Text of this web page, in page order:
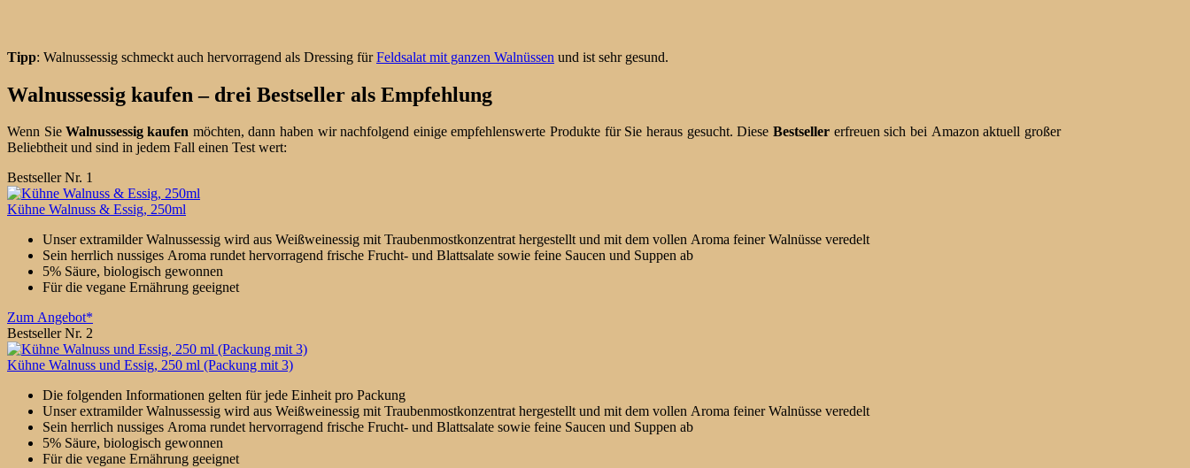
Tipp: Walnussessig schmeckt auch hervorragend als Dressing fürFeldsalat mit ganzen Walnüssen und ist sehr gesund.
Walnussessig kaufen – drei Bestseller als Empfehlung
Wenn Sie Walnussessig kaufen möchten, dann haben wir nachfolgend einige empfehlenswerte Produkte für Sie heraus gesucht. Diese Bestseller erfreuen sich bei Amazon aktuell großer
Beliebtheit und sind in jedem Fall einen Test wert:
Bestseller Nr. 1
Kühne Walnuss & Essig, 250ml
Unser extramilder Walnussessig wird aus Weißweinessig mit Traubenmostkonzentrat hergestellt und mit dem vollen Aroma feiner Walnüsse veredelt
Sein herrlich nussiges Aroma rundet hervorragend frische Frucht- und Blattsalate sowie feine Saucen und Suppen ab
5% Säure, biologisch gewonnen
Für die vegane Ernährung geeignet
Zum Angebot*
Bestseller Nr. 2
Kühne Walnuss und Essig, 250 ml (Packung mit 3)
Die folgenden Informationen gelten für jede Einheit pro Packung
Unser extramilder Walnussessig wird aus Weißweinessig mit Traubenmostkonzentrat hergestellt und mit dem vollen Aroma feiner Walnüsse veredelt
Sein herrlich nussiges Aroma rundet hervorragend frische Frucht- und Blattsalate sowie feine Saucen und Suppen ab
5% Säure, biologisch gewonnen
Für die vegane Ernährung geeignet